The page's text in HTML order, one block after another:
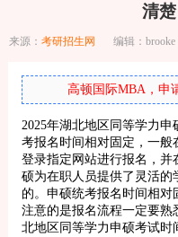
清
来源： 考研招生网 编辑：brooke
高顿国际MBA，申
2025年湖北地区同等学力
考报名时间相对固定，一般
登录指定网站进行报名，并
硕为在职人员提供了灵活
的。申硕统考报名时间相
注意的是报名流程一定要熟
北地区同等学力申硕考试时